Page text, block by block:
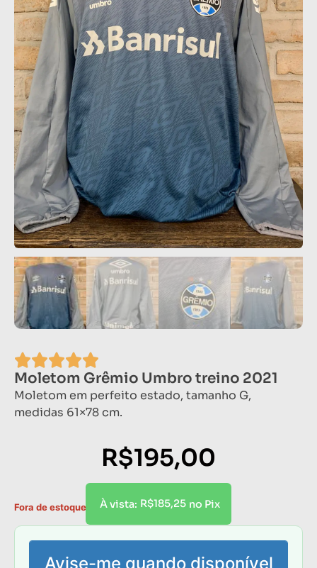
Moletom Grêmio Umbro treino 2021
Moletom em perfeito estado, tamanho G,
medidas 61×78 cm.
R$195,00
À vista: R$185,25 no Pix
Fora de estoque
Avise-me quando disponível